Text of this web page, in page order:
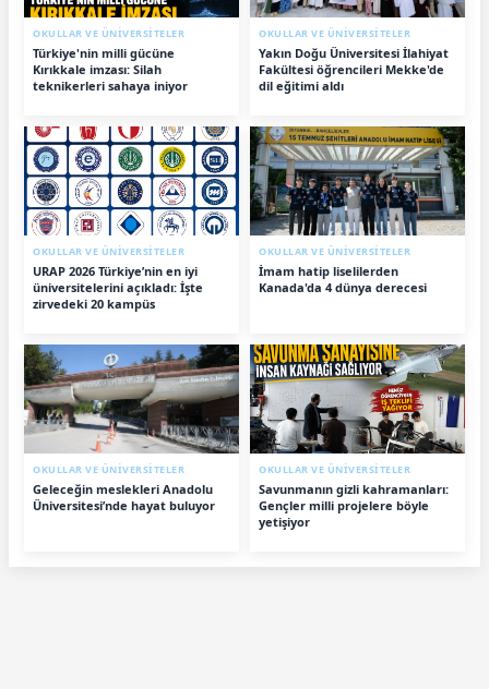
OKULLAR VE ÜNİVERSİTELER
Türkiye'nin milli gücüne
Kırıkkale imzası: Silah
teknikerleri sahaya iniyor
OKULLAR VE ÜNİVERSİTELER
Yakın Doğu Üniversitesi İlahiyat
Fakültesi öğrencileri Mekke'de
dil eğitimi aldı
OKULLAR VE ÜNİVERSİTELER
URAP 2026 Türkiye’nin en iyi
üniversitelerini açıkladı: İşte
zirvedeki 20 kampüs
OKULLAR VE ÜNİVERSİTELER
İmam hatip liselilerden
Kanada'da 4 dünya derecesi
OKULLAR VE ÜNİVERSİTELER
Geleceğin meslekleri Anadolu
Üniversitesi’nde hayat buluyor
OKULLAR VE ÜNİVERSİTELER
Savunmanın gizli kahramanları:
Gençler milli projelere böyle
yetişiyor